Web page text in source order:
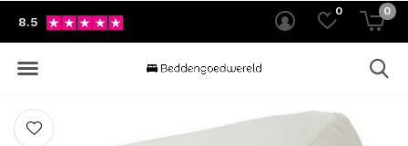
0 0
8.5